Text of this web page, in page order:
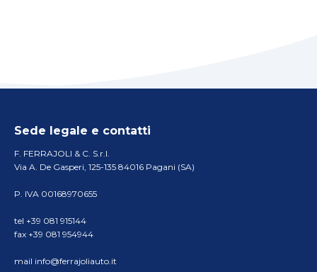
Sede legale e contatti
F. FERRAJOLI & C. S.r.l.
Via A. De Gasperi, 125-135 84016 Pagani (SA)
P. IVA 00168970655
tel +39 081 915144
fax +39 081 954944
mail info@ferrajoliauto.it